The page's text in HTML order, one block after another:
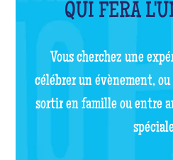
QUI FERA
Vous cherchez une
célébrer un évènement,
sortir en famille ou entre